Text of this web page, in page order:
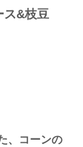
ス&枝豆
、コーンの